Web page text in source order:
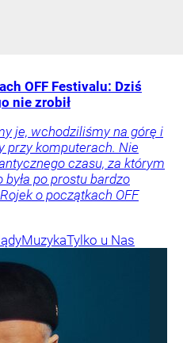
OFF Festivalu: Dziś
nie zrobił
je, wchodziliśmy na górę i
przy komputerach. Nie
czasu, za którym
po prostu bardzo
o początkach OFF
MuzykaTylko u Nas